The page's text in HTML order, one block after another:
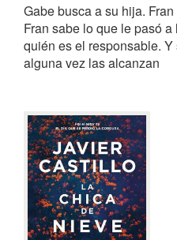
Gabe busca a su hija.
Fran sabe lo que le pasó
quién es el responsable.
alguna vez las alcanzan